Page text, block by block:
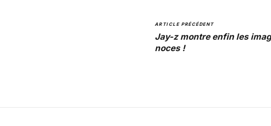
ARTICLE PRÉCÉDENT
Jay-z montre enfin les
noces !